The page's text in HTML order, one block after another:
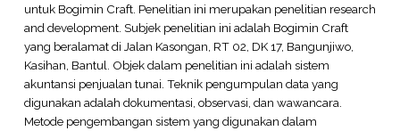
untuk Bogimin Craft. Penelitian ini merupakan penelitian research
and development. Subjek penelitian ini adalah Bogimin Craft
yang beralamat di Jalan Kasongan, RT 02, DK 17, Bangunjiwo,
Kasihan, Bantul. Objek dalam penelitian ini adalah sistem
akuntansi penjualan tunai. Teknik pengumpulan data yang
digunakan adalah dokumentasi, observasi, dan wawancara.
Metode pengembangan sistem yang digunakan dalam